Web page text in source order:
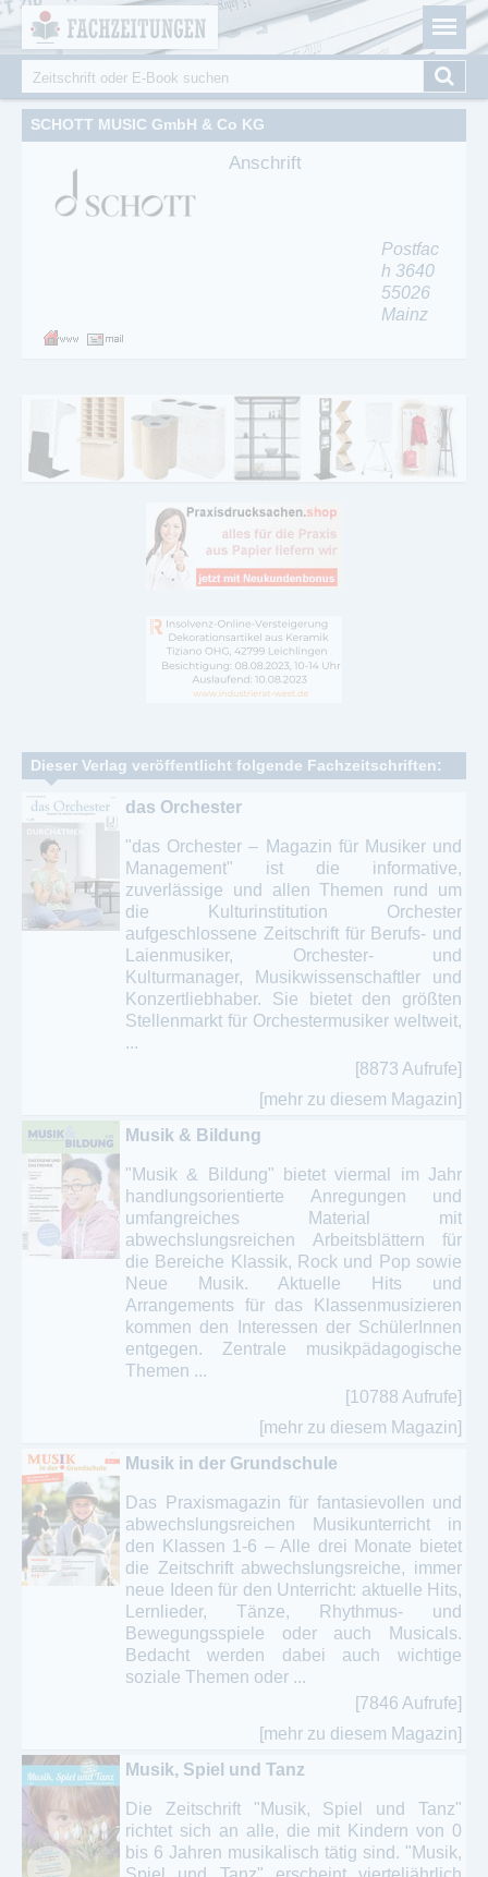
Fachzeitungen.de - Das unabhängige Portal für
Fachmagazine Fachpublikationen & eBooks
Suchformular
Suche
SCHOTT MUSIC GmbH & Co KG
Anschrift
Postfac
h 3640
55026
Mainz
Dieser Verlag veröffentlicht folgende Fachzeitschriften:
das Orchester
"das Orchester – Magazin für Musiker und
Management" ist die informative,
zuverlässige und allen Themen rund um
die Kulturinstitution Orchester
aufgeschlossene Zeitschrift für Berufs- und
Laienmusiker, Orchester- und
Kulturmanager, Musikwissenschaftler und
Konzertliebhaber. Sie bietet den größten
Stellenmarkt für Orchestermusiker weltweit,
...
[8873 Aufrufe]
[mehr zu diesem Magazin]
Musik & Bildung
"Musik & Bildung" bietet viermal im Jahr
handlungsorientierte Anregungen und
umfangreiches Material mit
abwechslungsreichen Arbeitsblättern für
die Bereiche Klassik, Rock und Pop sowie
Neue Musik. Aktuelle Hits und
Arrangements für das Klassenmusizieren
kommen den Interessen der SchülerInnen
entgegen. Zentrale musikpädagogische
Themen ...
[10788 Aufrufe]
[mehr zu diesem Magazin]
Musik in der Grundschule
Das Praxismagazin für fantasievollen und
abwechslungsreichen Musikunterricht in
den Klassen 1-6 – Alle drei Monate bietet
die Zeitschrift abwechslungsreiche, immer
neue Ideen für den Unterricht: aktuelle Hits,
Lernlieder, Tänze, Rhythmus- und
Bewegungsspiele oder auch Musicals.
Bedacht werden dabei auch wichtige
soziale Themen oder ...
[7846 Aufrufe]
[mehr zu diesem Magazin]
Musik, Spiel und Tanz
Die Zeitschrift "Musik, Spiel und Tanz"
richtet sich an alle, die mit Kindern von 0
bis 6 Jahren musikalisch tätig sind. "Musik,
Cookie-Einstellungen